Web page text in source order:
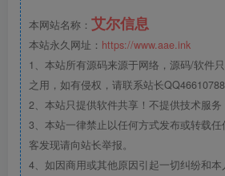
本网站名称： 艾尔信息
本站永久网址： https://www.aae.ink
1、本站所有源码来源于网络，源码/软件
之用，如有侵权，请联系站长
2、本站只提供软件共享！不提供技术服务
3、本站一律禁止以任何方式发布或转载
客发现请向站长举报。
4、如因商用或其他原因引起一切纠纷和